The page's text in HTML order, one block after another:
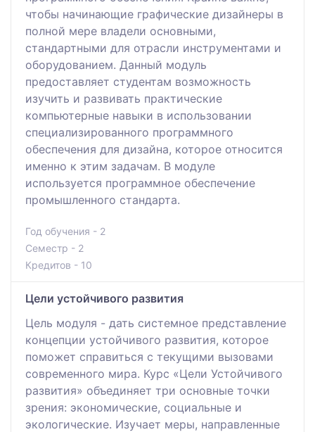
чтобы начинающие графические дизайнеры в
полной мере владели основными,
стандартными для отрасли инструментами и
оборудованием. Данный модуль
предоставляет студентам возможность
изучить и развивать практические
компьютерные навыки в использовании
специализированного программного
обеспечения для дизайна, которое относится
именно к этим задачам. В модуле
используется программное обеспечение
промышленного стандарта.
Год обучения - 2
Семестр - 2
Кредитов - 10
Цели устойчивого развития
Цель модуля - дать системное представление
концепции устойчивого развития, которое
поможет справиться с текущими вызовами
современного мира. Курс «Цели Устойчивого
развития» объединяет три основные точки
зрения: экономические, социальные и
экологические. Изучает меры, направленные